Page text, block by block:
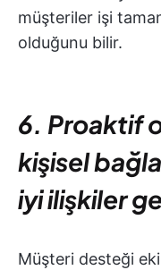
müşteriler işi
olduğunu bilir.
6. Proaktif
kişisel
iyi ilişkiler
Müşteri desteği